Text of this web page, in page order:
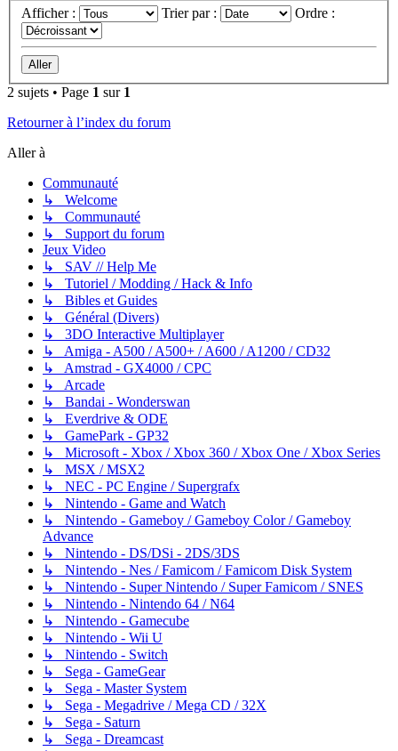
Afficher :
Trier par : Ordre :
2 sujets • Page 1 sur 1
Retourner à l’index du forum
Aller à
Communauté
↳ Welcome
↳ Communauté
↳ Support du forum
Jeux Video
↳ SAV // Help Me
↳ Tutoriel / Modding / Hack & Info
↳ Bibles et Guides
↳ Général (Divers)
↳ 3DO Interactive Multiplayer
↳ Amiga - A500 / A500+ / A600 / A1200 / CD32
↳ Amstrad - GX4000 / CPC
↳ Arcade
↳ Bandai - Wonderswan
↳ Everdrive & ODE
↳ GamePark - GP32
↳ Microsoft - Xbox / Xbox 360 / Xbox One / Xbox Series
↳ MSX / MSX2
↳ NEC - PC Engine / Supergrafx
↳ Nintendo - Game and Watch
↳ Nintendo - Gameboy / Gameboy Color / Gameboy
Advance
↳ Nintendo - DS/DSi - 2DS/3DS
↳ Nintendo - Nes / Famicom / Famicom Disk System
↳ Nintendo - Super Nintendo / Super Famicom / SNES
↳ Nintendo - Nintendo 64 / N64
↳ Nintendo - Gamecube
↳ Nintendo - Wii U
↳ Nintendo - Switch
↳ Sega - GameGear
↳ Sega - Master System
↳ Sega - Megadrive / Mega CD / 32X
↳ Sega - Saturn
↳ Sega - Dreamcast